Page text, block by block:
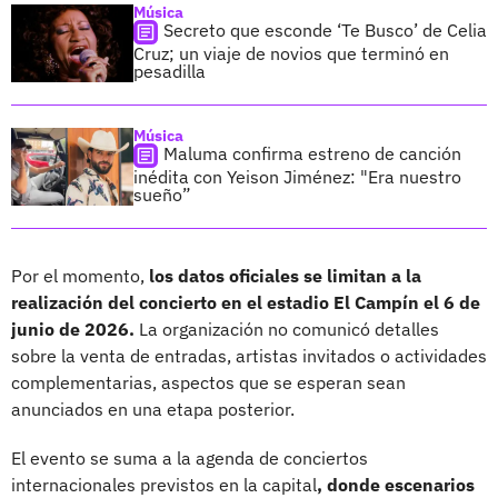
Música
Secreto que esconde ‘Te Busco’ de Celia
Cruz; un viaje de novios que terminó en
pesadilla
Música
Maluma confirma estreno de canción
inédita con Yeison Jiménez: "Era nuestro
sueño”
Por el momento, los datos oficiales se limitan a la
realización del concierto en el estadio El Campín el 6 de
junio de 2026. La organización no comunicó detalles
sobre la venta de entradas, artistas invitados o actividades
complementarias, aspectos que se esperan sean
anunciados en una etapa posterior.
El evento se suma a la agenda de conciertos
internacionales previstos en la capital, donde escenarios